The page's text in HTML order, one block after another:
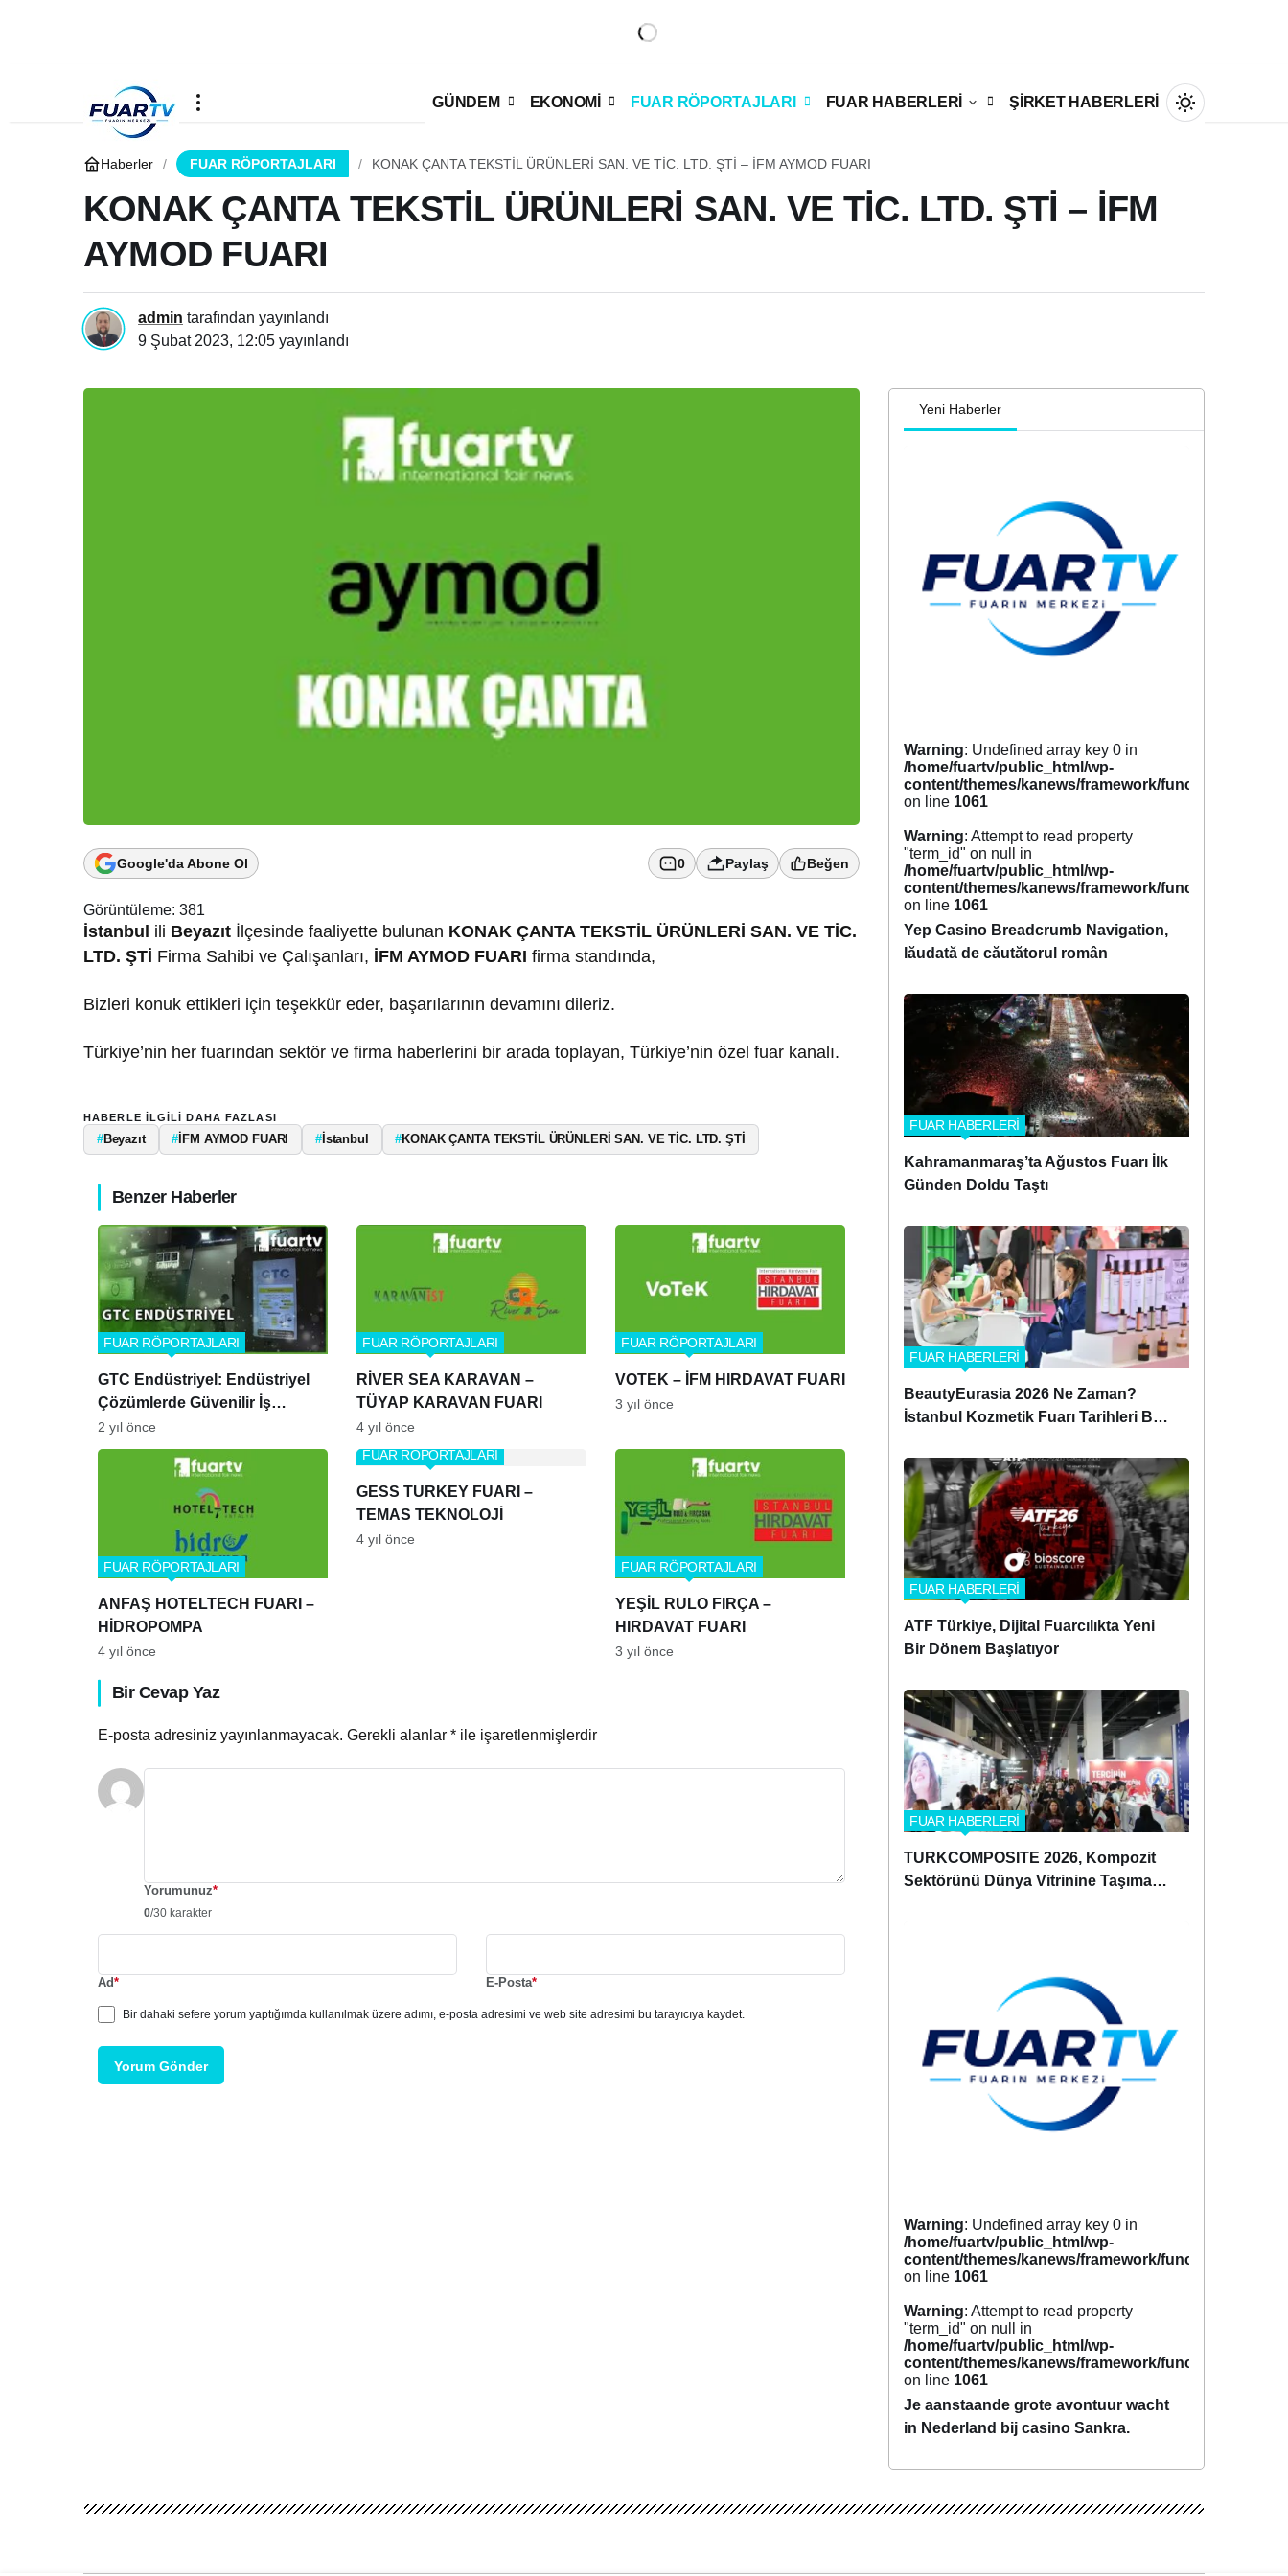
GÜNDEM EKONOMİ FUAR RÖPORTAJLARI FUAR HABERLERİ ŞİRKET HABERLERİ
Sistem Modu
Sistem modunu seçin.
Haberler FUAR RÖPORTAJLARI KONAK ÇANTA TEKSTİL ÜRÜNLERİ SAN. VE TİC. LTD. ŞTİ – İFM AYMOD FUARI
KONAK ÇANTA TEKSTİL ÜRÜNLERİ SAN. VE TİC. LTD. ŞTİ – İFM
AYMOD FUARI
admin tarafından yayınlandı
9 Şubat 2023, 12:05 yayınlandı
Google'da Abone Ol 0 Paylaş Beğen
Görüntüleme: 381
İstanbul ili Beyazıt İlçesinde faaliyette bulunan KONAK ÇANTA TEKSTİL ÜRÜNLERİ SAN. VE TİC.
LTD. ŞTİ Firma Sahibi ve Çalışanları, İFM AYMOD FUARI firma standında,
Bizleri konuk ettikleri için teşekkür eder, başarılarının devamını dileriz.
Türkiye’nin her fuarından sektör ve firma haberlerini bir arada toplayan, Türkiye’nin özel fuar kanalı.
HABERLE ILGILI DAHA FAZLASI
#Beyazıt # İFM AYMOD FUARI #İstanbul #KONAK ÇANTA TEKSTİL ÜRÜNLERİ SAN. VE TİC. LTD. ŞTİ
Benzer Haberler
GTC Endüstriyel: Endüstriyel
Çözümlerde Güvenilir İş
Ortağınız
FUAR RÖPORTAJLARI
2 yıl önce
RİVER SEA KARAVAN –
TÜYAP KARAVAN FUARI
FUAR RÖPORTAJLARI
4 yıl önce
VOTEK – İFM HIRDAVAT FUARI
FUAR RÖPORTAJLARI
3 yıl önce
ANFAŞ HOTELTECH FUARI –
HİDROPOMPA
FUAR RÖPORTAJLARI
4 yıl önce
GESS TURKEY FUARI –
TEMAS TEKNOLOJİ
FUAR RÖPORTAJLARI
4 yıl önce
YEŞİL RULO FIRÇA –
HIRDAVAT FUARI
FUAR RÖPORTAJLARI
3 yıl önce
Bir Cevap Yaz
E-posta adresiniz yayınlanmayacak. Gerekli alanlar * ile işaretlenmişlerdir
Yorumunuz*
0/30 karakter
Ad* E-Posta*
Bir dahaki sefere yorum yaptığımda kullanılmak üzere adımı, e-posta adresimi ve web site adresimi bu tarayıcıya kaydet.
Yorum Gönder
Yeni Haberler
Warning: Undefined array key 0 in
/home/fuartv/public_html/wp-
content/themes/kanews/framework/functions/
on line 1061
Warning: Attempt to read property
"term_id" on null in
/home/fuartv/public_html/wp-
content/themes/kanews/framework/functions/
on line 1061
Yep Casino Breadcrumb Navigation,
lăudată de căutătorul român
FUAR HABERLERİ
Kahramanmaraş’ta Ağustos Fuarı İlk
Günden Doldu Taştı
FUAR HABERLERİ
BeautyEurasia 2026 Ne Zaman?
İstanbul Kozmetik Fuarı Tarihleri Belli
FUAR HABERLERİ
ATF Türkiye, Dijital Fuarcılıkta Yeni
Bir Dönem Başlatıyor
FUAR HABERLERİ
TURKCOMPOSITE 2026, Kompozit
Sektörünü Dünya Vitrinine Taşımaya
Warning: Undefined array key 0 in
/home/fuartv/public_html/wp-
content/themes/kanews/framework/functions/
on line 1061
Warning: Attempt to read property
"term_id" on null in
/home/fuartv/public_html/wp-
content/themes/kanews/framework/functions/
on line 1061
Je aanstaande grote avontuur wacht
in Nederland bij casino Sankra.